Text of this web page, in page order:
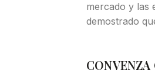
mercado y las
demostrado
CONVENZA